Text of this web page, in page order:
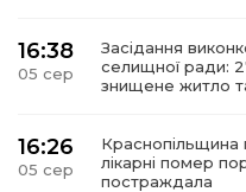
16:38
05 сер
Засідання
селищної ради:
знищене житло
16:26
05 сер
лікарні помер
постраждала